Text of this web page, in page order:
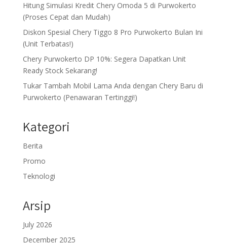
Hitung Simulasi Kredit Chery Omoda 5 di Purwokerto
(Proses Cepat dan Mudah)
Diskon Spesial Chery Tiggo 8 Pro Purwokerto Bulan Ini
(Unit Terbatas!)
Chery Purwokerto DP 10%: Segera Dapatkan Unit
Ready Stock Sekarang!
Tukar Tambah Mobil Lama Anda dengan Chery Baru di
Purwokerto (Penawaran Tertinggi!)
Kategori
Berita
Promo
Teknologi
Arsip
July 2026
December 2025